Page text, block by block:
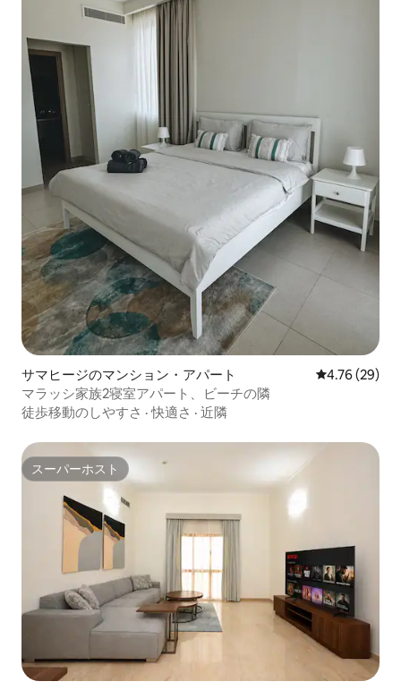
サマヒージのマンション・アパート レビュー29
4.76 (29)
マラッシ家族2寝室アパート、ビーチの隣
徒歩移動のしやすさ ·快適さ · 近隣
スーパーホスト
スーパーホスト